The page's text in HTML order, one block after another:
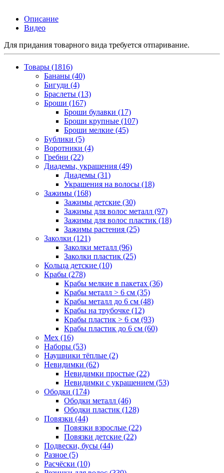
Описание
Видео
Для придания товарного вида требуется отпаривание.
Товары (1816)
Бананы (40)
Бигуди (4)
Браслеты (13)
Броши (167)
Броши булавки (17)
Броши крупные (107)
Броши мелкие (45)
Бублики (5)
Воротники (4)
Гребни (22)
Диадемы, украшения (49)
Диадемы (31)
Украшения на волосы (18)
Зажимы (168)
Зажимы детские (30)
Зажимы для волос металл (97)
Зажимы для волос пластик (18)
Зажимы растения (25)
Заколки (121)
Заколки металл (96)
Заколки пластик (25)
Кольца детские (10)
Крабы (278)
Крабы мелкие в пакетах (36)
Крабы металл > 6 см (35)
Крабы металл до 6 см (48)
Крабы на трубочке (12)
Крабы пластик > 6 см (93)
Крабы пластик до 6 см (60)
Мех (16)
Наборы (53)
Наушники тёплые (2)
Невидимки (62)
Невидимки простые (22)
Невидимки с украшением (53)
Ободки (174)
Ободки металл (46)
Ободки пластик (128)
Повязки (44)
Повязки взрослые (22)
Повязки детские (22)
Подвески, бусы (44)
Разное (5)
Расчёски (10)